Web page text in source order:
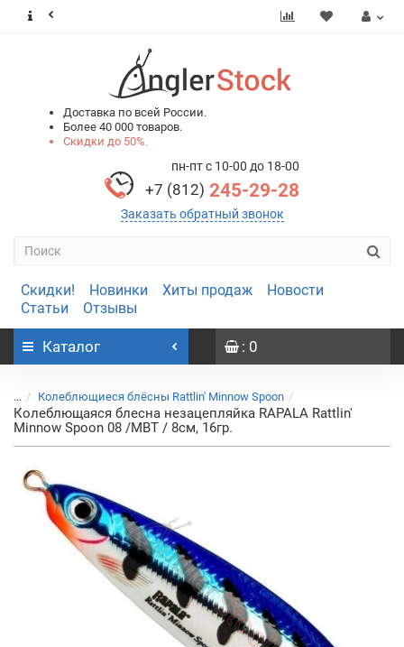
Доставка по всей России.
Более 40 000 товаров.
Скидки до 50%.
пн-пт с 10-00 до 18-00
+7 (812) 245-29-28
Заказать обратный звонок
Скидки! Новинки Хиты продаж
Новости
Статьи
Отзывы
Каталог : 0
... Колеблющиеся блёсны Rattlin' Minnow Spoon
Колеблющаяся блесна незацепляйка RAPALA Rattlin'
Minnow Spoon 08 /MBT / 8см, 16гр.